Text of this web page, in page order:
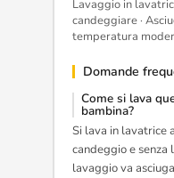
Lavaggio in
candeggiare ·
temperatura
Domande
Come si lava
bambina?
Si lava in lavatrice
candeggio e senza
lavaggio va